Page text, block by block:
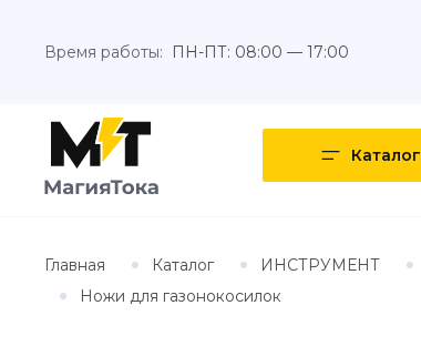
Время работы: ПН-ПТ: 08:00 — 17:00
Каталог
Главная Каталог ИНСТРУМЕНТ
Ножи для газонокосилок